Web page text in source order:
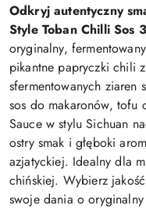
Odkryj autentyczny
Style Toban Chilli Sos
oryginalny,
pikantne papryczki chili
sfermentowanych ziaren
sos do makaronów, tofu
Sauce w stylu Sichuan
ostry smak i głęboki
azjatyckiej. Idealny dla
chińskiej. Wybierz
swoje dania o